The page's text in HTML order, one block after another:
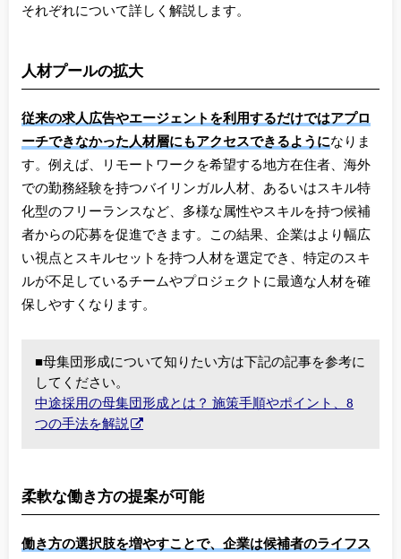
それぞれについて詳しく解説します。
人材プールの拡大
従来の求人広告やエージェントを利用するだけではアプロ
ーチできなかった人材層にもアクセスできるようになりま
す。例えば、リモートワークを希望する地方在住者、海外
での勤務経験を持つバイリンガル人材、あるいはスキル特
化型のフリーランスなど、多様な属性やスキルを持つ候補
者からの応募を促進できます。この結果、企業はより幅広
い視点とスキルセットを持つ人材を選定でき、特定のスキ
ルが不足しているチームやプロジェクトに最適な人材を確
保しやすくなります。
■母集団形成について知りたい方は下記の記事を参考に
してください。
中途採用の母集団形成とは？ 施策手順やポイント、8
つの手法を解説
柔軟な働き方の提案が可能
働き方の選択肢を増やすことで、企業は候補者のライフス